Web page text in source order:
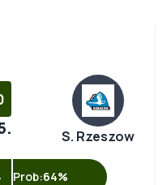
S. Rzeszow
Prob:64%